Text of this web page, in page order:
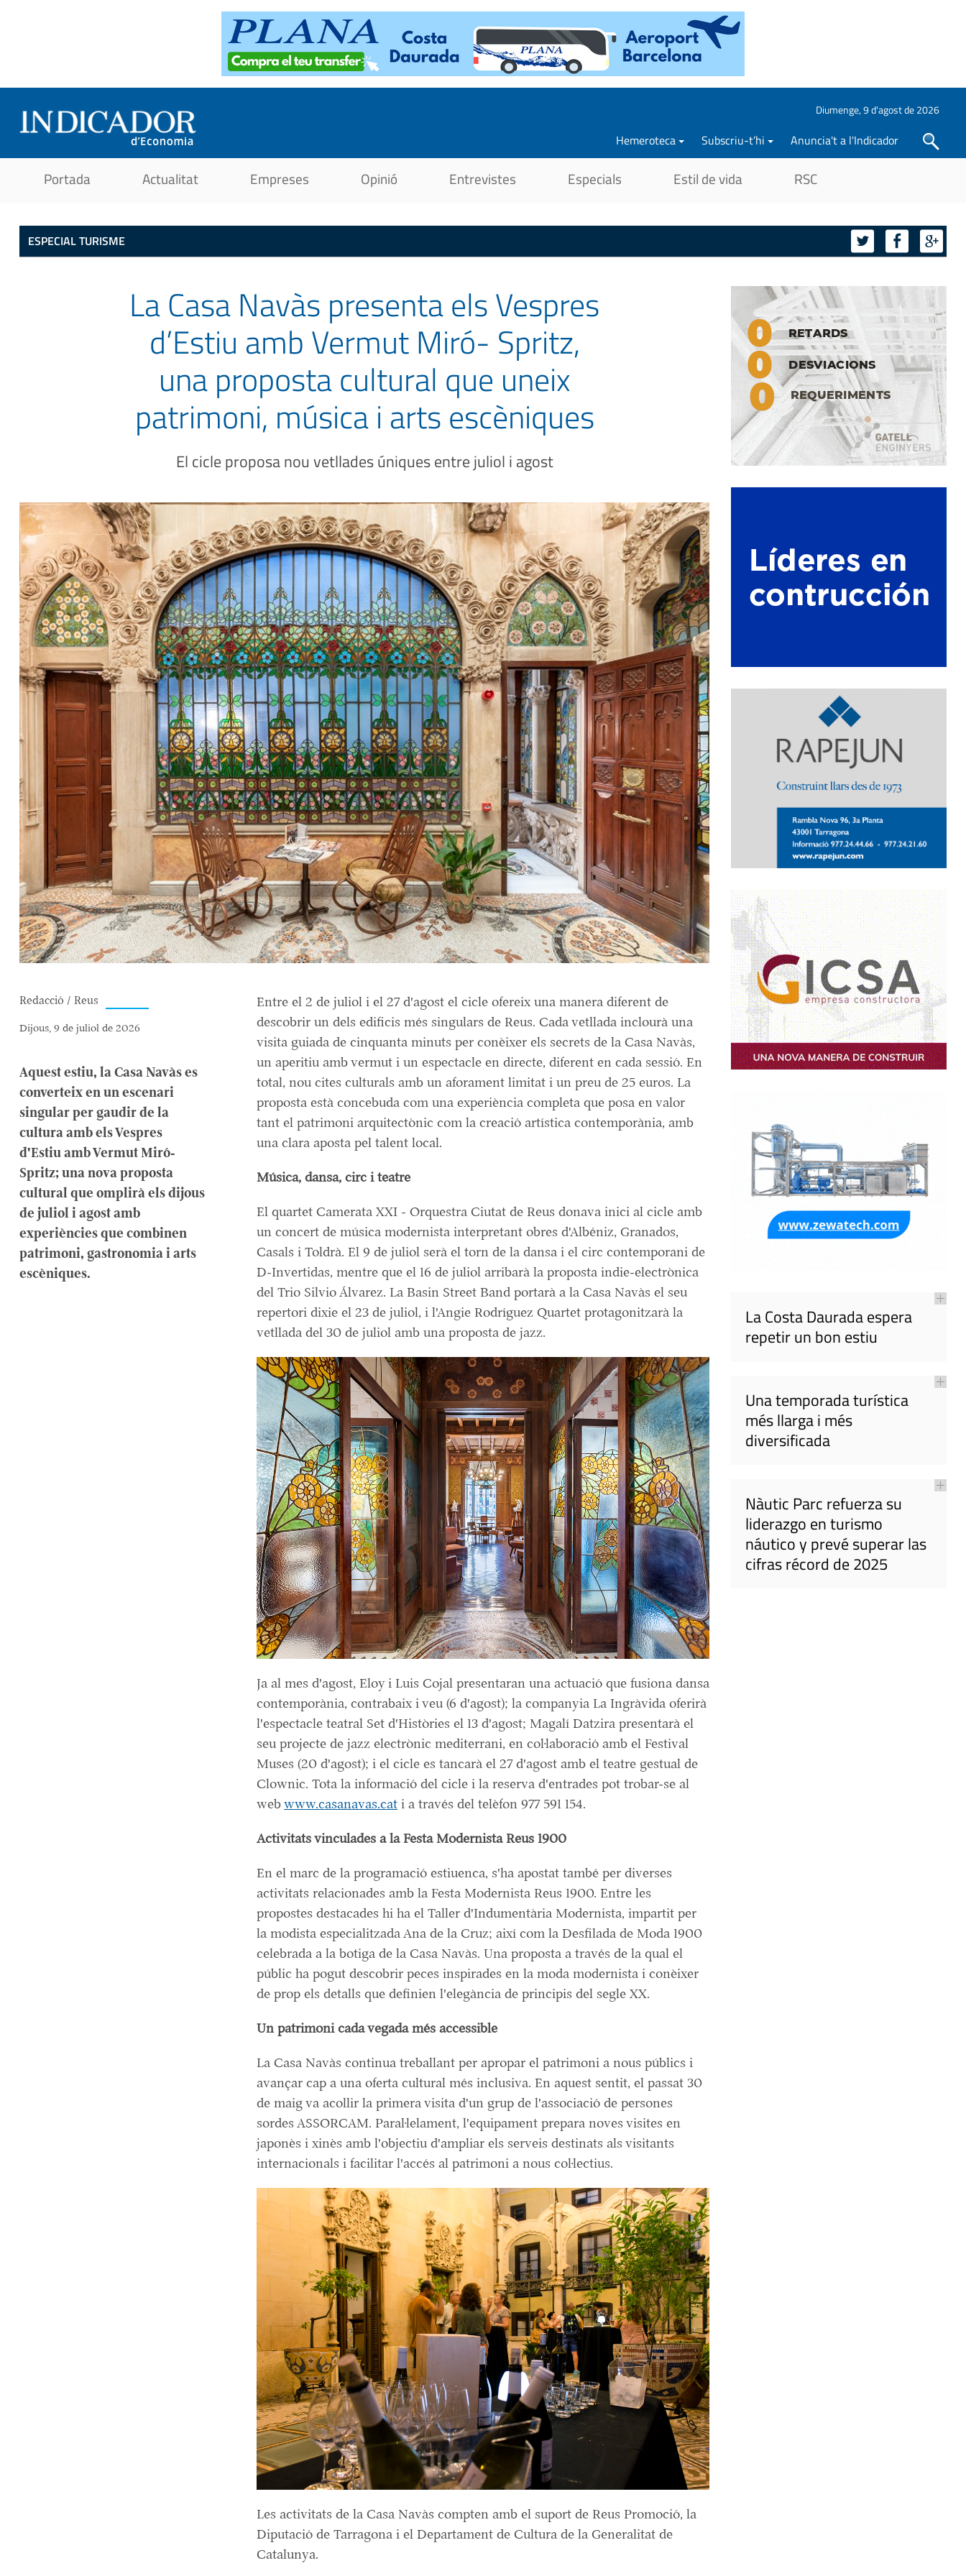
Diumenge, 9 d'agost de 2026
Hemeroteca Subscriu-t’hi
Anuncia't a l'Indicador
Cercar
Portada Actualitat Empreses Opinió Entrevistes Especials Estil de vida RSC
ESPECIAL TURISME
La Casa Navàs presenta els Vespres
d’Estiu amb Vermut Miró- Spritz,
una proposta cultural que uneix
patrimoni, música i arts escèniques
El cicle proposa nou vetllades úniques entre juliol i agost
Redacció / Reus
Dijous, 9 de juliol de 2026
Aquest estiu, la Casa Navàs es
converteix en un escenari
singular per gaudir de la
cultura amb els Vespres
d'Estiu amb Vermut Miró-
Spritz; una nova proposta
cultural que omplirà els dijous
de juliol i agost amb
experiències que combinen
patrimoni, gastronomia i arts
escèniques.
Entre el 2 de juliol i el 27 d'agost el cicle ofereix una manera diferent de
descobrir un dels edificis més singulars de Reus. Cada vetllada inclourà una
visita guiada de cinquanta minuts per conèixer els secrets de la Casa Navàs,
un aperitiu amb vermut i un espectacle en directe, diferent en cada sessió. En
total, nou cites culturals amb un aforament limitat i un preu de 25 euros. La
proposta està concebuda com una experiència completa que posa en valor
tant el patrimoni arquitectònic com la creació artística contemporània, amb
una clara aposta pel talent local.
Música, dansa, circ i teatre
El quartet Camerata XXI - Orquestra Ciutat de Reus donava inici al cicle amb
un concert de música modernista interpretant obres d'Albéniz, Granados,
Casals i Toldrà. El 9 de juliol serà el torn de la dansa i el circ contemporani de
D-Invertidas, mentre que el 16 de juliol arribarà la proposta indie-electrònica
del Trio Silvio Álvarez. La Basin Street Band portarà a la Casa Navàs el seu
repertori dixie el 23 de juliol, i l'Angie Rodríguez Quartet protagonitzarà la
vetllada del 30 de juliol amb una proposta de jazz.
Ja al mes d'agost, Eloy i Luis Cojal presentaran una actuació que fusiona dansa
contemporània, contrabaix i veu (6 d'agost); la companyia La Ingràvida oferirà
l'espectacle teatral Set d'Històries el 13 d'agost; Magalí Datzira presentarà el
seu projecte de jazz electrònic mediterrani, en col·laboració amb el Festival
Muses (20 d'agost); i el cicle es tancarà el 27 d'agost amb el teatre gestual de
Clownic. Tota la informació del cicle i la reserva d'entrades pot trobar-se al
webwww.casanavas.cat i a través del telèfon 977 591 154.
Activitats vinculades a la Festa Modernista Reus 1900
En el marc de la programació estiuenca, s'ha apostat també per diverses
activitats relacionades amb la Festa Modernista Reus 1900. Entre les
propostes destacades hi ha el Taller d'Indumentària Modernista, impartit per
la modista especialitzada Ana de la Cruz; així com la Desfilada de Moda 1900
celebrada a la botiga de la Casa Navàs. Una proposta a través de la qual el
públic ha pogut descobrir peces inspirades en la moda modernista i conèixer
de prop els detalls que definien l'elegància de principis del segle XX.
Un patrimoni cada vegada més accessible
La Casa Navàs continua treballant per apropar el patrimoni a nous públics i
avançar cap a una oferta cultural més inclusiva. En aquest sentit, el passat 30
de maig va acollir la primera visita d'un grup de l'associació de persones
sordes ASSORCAM. Paral·lelament, l'equipament prepara noves visites en
japonès i xinès amb l'objectiu d'ampliar els serveis destinats als visitants
internacionals i facilitar l'accés al patrimoni a nous col·lectius.
Les activitats de la Casa Navàs compten amb el suport de Reus Promoció, la
Diputació de Tarragona i el Departament de Cultura de la Generalitat de
Catalunya.
La Costa Daurada espera
repetir un bon estiu
Una temporada turística
més llarga i més
diversificada
Nàutic Parc refuerza su
liderazgo en turismo
náutico y prevé superar las
cifras récord de 2025